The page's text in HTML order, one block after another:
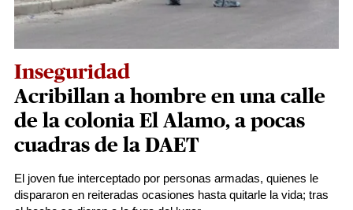
Inseguridad
Acribillan a hombre en una calle
de la colonia El Alamo, a pocas
cuadras de la DAET
El joven fue interceptado por personas armadas, quienes le
dispararon en reiteradas ocasiones hasta quitarle la vida; tras